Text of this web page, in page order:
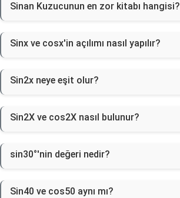
Sinan Kuzucunun en zor kitabı hangisi?
Sinx ve cosx'in açılımı nasıl yapılır?
Sin2x neye eşit olur?
Sin2X ve cos2X nasıl bulunur?
sin30°'nin değeri nedir?
Sin40 ve cos50 aynı mı?